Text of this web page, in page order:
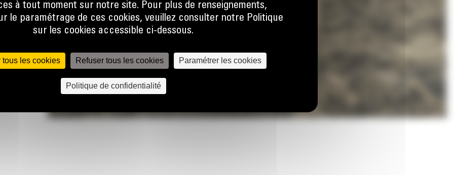
le flux
talon
de
à tout moment sur notre site. Pour plus de renseignements,
le paramétrage de ces cookies, veuillez consulter notre Politique
sur les cookies accessible ci-dessous.
tous les cookies Refuser tous les cookies Paramétrer les cookies
Politique de confidentialité